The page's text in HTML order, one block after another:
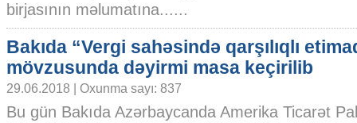
birjasının məlumatına......
Bakıda “Vergi sahəsində qarşılıqlı
mövzusunda dəyirmi masa keçirilib
29.06.2018 | Oxunma sayı: 837
Bu gün Bakıda Azərbaycanda Amerika Ticarət